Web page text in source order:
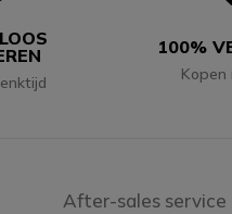
100%
After-sales service